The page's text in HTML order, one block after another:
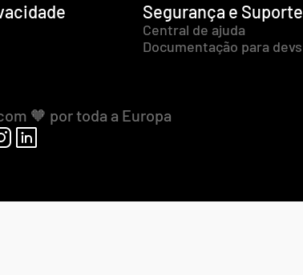
Segurança e Suporte
Central de ajuda
Documentação para devs
🧡 por toda a Europa